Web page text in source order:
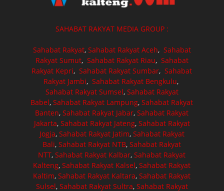
SAHABAT RAKYAT MEDIA GROUP :
Sahabat Rakyat, Sahabat Rakyat Aceh, Sahabat
Rakyat Sumut, Sahabat Rakyat Riau, Sahabat
Rakyat Kepri,Sahabat Rakyat Sumbar,Sahabat
Rakyat Jambi, Sahabat Rakyat Bengkulu,
Sahabat Rakyat Sumsel, Sahabat Rakyat
Babel,Sahabat Rakyat Lampung,Sahabat Rakyat
Banten,Sahabat Rakyat Jabar,Sahabat Rakyat
Jakarta, Sahabat Rakyat Jateng, Sahabat Rakyat
Jogja, Sahabat Rakyat Jatim, Sahabat Rakyat
Bali,Sahabat Rakyat NTB,Sahabat Rakyat
NTT,Sahabat Rakyat Kalbar,Sahabat Rakyat
Kalteng,Sahabat Rakyat Kalsel,Sahabat Rakyat
Kaltim,Sahabat Rakyat Kaltara,Sahabat Rakyat
Sulsel, Sahabat Rakyat Sultra, Sahabat Rakyat